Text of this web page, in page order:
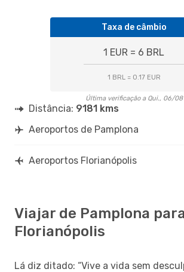
Taxa de câmbio
1 EUR = 6 BRL
1 BRL = 0.17 EUR
Última verificação a Qui., 06/08
Distância: 9181 kms
Aeroportos de Pamplona
Aeroportos Florianópolis
Viajar de Pamplona
Florianópolis
Lá diz ditado: “Vive a vida sem